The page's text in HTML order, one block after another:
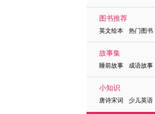
图书推荐
英文绘本 热门图
故事集
睡前故事 成语故
小知识
唐诗宋词 少儿英